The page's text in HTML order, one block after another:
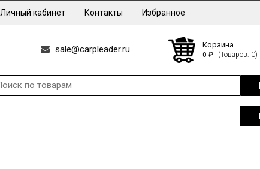
Личный кабинет Контакты Избранное
sale@carpleader.ru Корзина
0 ₽ (Товаров: 0)